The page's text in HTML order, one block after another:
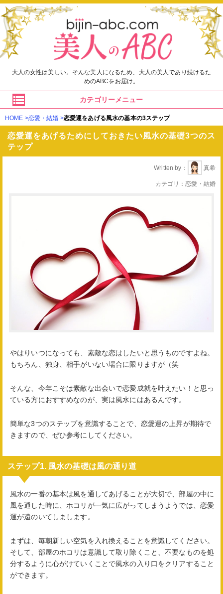
大人の女性は美しい。そんな美人になるため、大人の美人であり続けるた
めのABCをお届け。
カテゴリーメニュー
HOME 恋愛・結婚 恋愛運をあげる風水の基本の3ステップ
恋愛運をあげるためにしておきたい風水の基礎3つのス
テップ
Written by 真希
カテゴリ 恋愛・結婚
やはりいつになっても、素敵な恋はしたいと思うものですよね。
もちろん、独身、相手がいない場合に限りますが（笑
そんな、今年こそは素敵な出会いで恋愛成就を叶えたい！と思っ
ている方におすすめなのが、実は風水にはあるんです。
簡単な3つのステップを意識することで、恋愛運の上昇が期待で
きますので、ぜひ参考にしてください。
ステップ1. 風水の基礎は風の通り道
風水の一番の基本は風を通してあげることが大切で、部屋の中に
風を通した時に、ホコリが一気に広がってしまうようでは、恋愛
運が遠のいてしまします。
まずは、毎朝新しい空気を入れ換えることを意識してください。
そして、部屋のホコリは意識して取り除くこと、不要なものを処
分するように心がけていくことで風水の入り口をクリアすること
ができます。